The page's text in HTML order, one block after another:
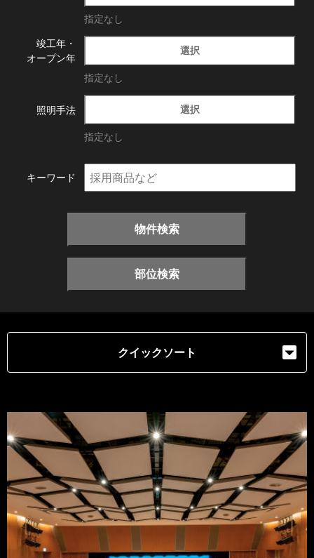
指定なし
竣工年・
オープン年
選択
指定なし
照明手法 選択
指定なし
キーワード
物件検索
部位検索
クイックソート